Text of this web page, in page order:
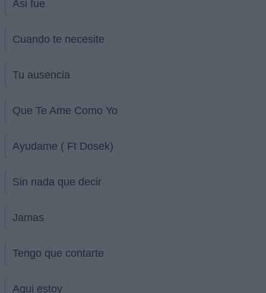
Asi fue
Cuando te necesite
Tu ausencia
Que Te Ame Como Yo
Ayudame ( Ft Dosek)
Sin nada que decir
Jamas
Tengo que contarte
Aqui estoy